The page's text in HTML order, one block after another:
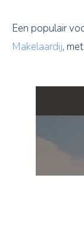
Een populair
Makelaardij,